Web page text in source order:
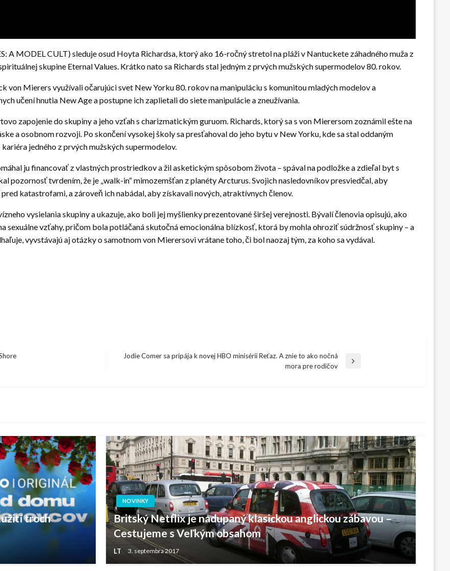
A MODEL CULT) sleduje osud Hoyta Richardsa, ktorý ako 16-ročný stretol na pláži v Nantuckete záhadného muža z
skupine Eternal Values. Krátko nato sa Richards stal jedným z prvých mužských supermodelov 80. rokov.
von Mierers využívali očarujúci svet New Yorku 80. rokov na manipuláciu s komunitou mladých modelov a
učení hnutia New Age a postupne ich zaplietali do siete manipulácie a zneužívania.
zapojenie do skupiny a jeho vzťah s charizmatickým guruom. Richards, ktorý sa s von Mierersom zoznámil ešte na
a osobnom rozvoji. Po skončení vysokej školy sa presťahoval do jeho bytu v New Yorku, kde sa stal oddaným
jedného z prvých mužských supermodelov.
ju financovať z vlastných prostriedkov a žil asketickým spôsobom života – spával na podložke a zdieľal byt s
pozornosť tvrdením, že je „walk-in“ mimozemšťan z planéty Arcturus. Svojich nasledovníkov presviedčal, aby
katastrofami, a zároveň ich nabádal, aby získavali nových, atraktívnych členov.
vysielania skupiny a ukazuje, ako boli jej myšlienky prezentované širšej verejnosti. Bývalí členovia opisujú, ako
sexuálne vzťahy, pričom bola potláčaná skutočná emocionálna blízkosť, ktorá by mohla ohroziť súdržnosť skupiny – a
vyvstávajú aj otázky o samotnom von Mierersovi vrátane toho, či bol naozaj tým, za koho sa vydával.
Jodie Comer sa pripája k novej HBO minisérii Reťaz. A znie to ako nočná
mora pre rodičov
troch
NOVINKY
Britský Netflix je nadupaný klasickou anglickou zábavou –
Cestujeme s Veľkým obsahom
LT 3. septembra 2017